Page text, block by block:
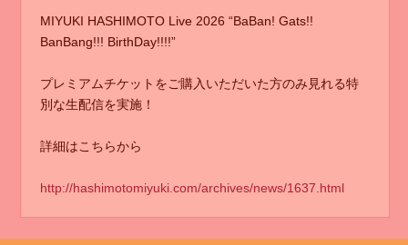
MIYUKI HASHIMOTO Live 2026 “BaBan! Gats!!
BanBang!!! BirthDay!!!!”
プレミアムチケットをご購入いただいた方のみ見れる特
別な生配信を実施！
詳細はこちらから
http://hashimotomiyuki.com/archives/news/1637.html